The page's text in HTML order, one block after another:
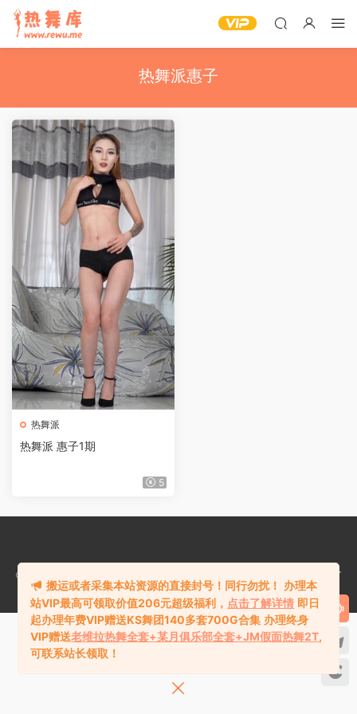
热舞派惠子
热舞派
热舞派 惠子1期
5
©2018-2024
版权所有站内资源均收集于网络，若侵犯了
您的合法权益，请联系站长删除！
搬运或者采集本站资源的直接封号！同行勿扰！ 办理本
站VIP最高可领取价值206元超级福利， 点击了解详情 即日
起办理年费VIP赠送KS舞团140多套700G合集 办理终身
VIP赠送老维拉热舞全套+某月俱乐部全套+JM假面热舞2T,
可联系站长领取！